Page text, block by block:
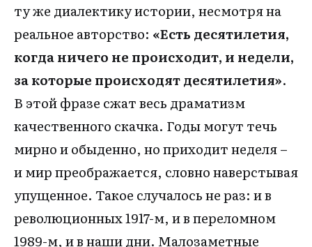
ту же диалектику истории, несмотря на
реальное авторство: «Есть десятилетия,
когда ничего не происходит, и недели,
за которые происходят десятилетия».
В этой фразе сжат весь драматизм
качественного скачка. Годы могут течь
мирно и обыденно, но приходит неделя –
и мир преображается, словно наверстывая
упущенное. Такое случалось не раз: и в
революционных 1917-м, и в переломном
1989-м, и в наши дни. Малозаметные